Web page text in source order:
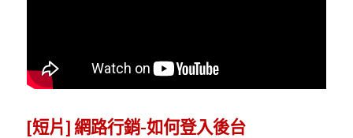
[短片] 網路行銷-如何登入後台